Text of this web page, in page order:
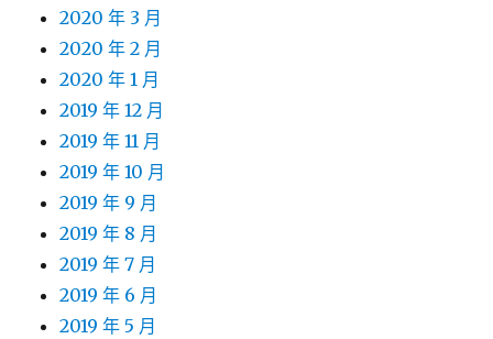
2020 年 3 月
2020 年 2 月
2020 年 1 月
2019 年 12 月
2019 年 11 月
2019 年 10 月
2019 年 9 月
2019 年 8 月
2019 年 7 月
2019 年 6 月
2019 年 5 月